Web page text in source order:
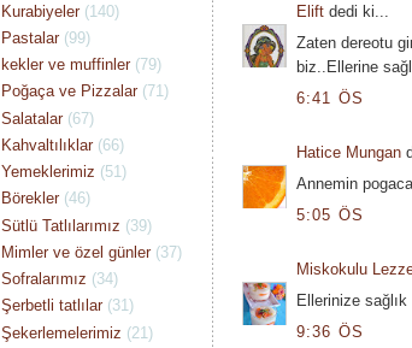
Eliftdedi ki...
Zaten dereotu
biz..Ellerine
6:41 ÖS
Hatice Mungan
Annemin
5:05 ÖS
Miskokulu
Ellerinize
9:36 ÖS
Kurabiyeler (140)
Pastalar (99)
kekler ve muffinler (79)
Poğaça ve Pizzalar (71)
Salatalar (67)
Kahvaltılıklar (66)
Yemeklerimiz (51)
Börekler (46)
Sütlü Tatlılarımız (39)
Mimler ve özel günler (37)
Sofralarımız (34)
Şerbetli tatlılar (31)
Şekerlemelerimiz (21)